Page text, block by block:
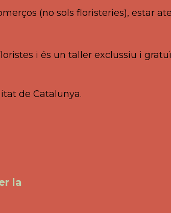
(no sols floristeries), estar
i és un taller exclussiu i
de Catalunya.
la